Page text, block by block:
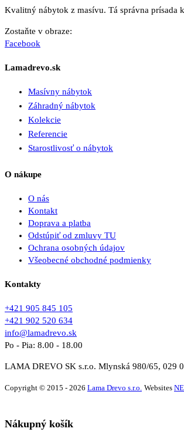
Kvalitný nábytok z masívu. Tá správna prísada
Zostaňte v obraze:
Facebook
Lamadrevo.sk
Masívny nábytok
Záhradný nábytok
Kolekcie
Referencie
Starostlivosť o nábytok
O nákupe
O nás
Kontakt
Doprava a platba
Odstúpiť od zmluvy TU
Ochrana osobných údajov
Všeobecné obchodné podmienky
Kontakty
+421 905 845 105
+421 902 520 634
info@lamadrevo.sk
Po - Pia: 8.00 - 18.00
LAMA DREVO SK s.r.o. Mlynská 980/65, 029
Copyright © 2015 - 2026 Lama Drevo s.r.o. Websites
Nákupný košík